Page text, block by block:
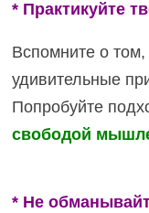
* Практикуйте
Вспомните о
удивительные
Попробуйте
свободой
* Не